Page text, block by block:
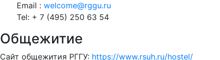
Email :welcome@rggu.ru
Tel: + 7 (495) 250 63 54
Общежитие
Сайт общежития РГГУ: https://www.rsuh.ru/hostel/